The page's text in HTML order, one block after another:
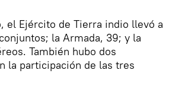
el Ejército de Tierra indio llevó a
la Armada, 39; y la
También hubo dos
la participación de las tres